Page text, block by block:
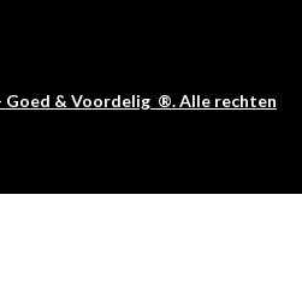
& Voordelig ®. Alle rechten